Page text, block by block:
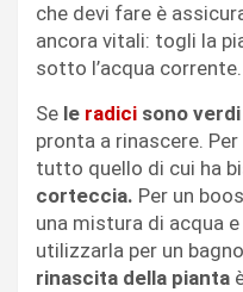
che devi fare è
ancora vitali: togli la
sotto l’acqua corrente.
Se le radici sono verdi
pronta a rinascere.
tutto quello di cui ha
corteccia. Per un
una mistura di acqua
utilizzarla per un
rinascita della pianta